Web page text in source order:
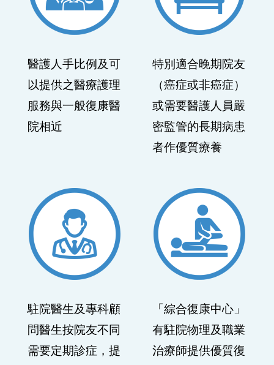
服務與一般復康醫
院相近
或需要醫護人員嚴
密監管的長期病患
駐院醫生及專科顧
問醫生按院友不同
需要定期診症，提
供24小時專業醫
控制，以盡量減少
院友不必要地進出
急症醫院
「綜合復康中心」
有駐院物理及職業
治療師提供優質復
康服務